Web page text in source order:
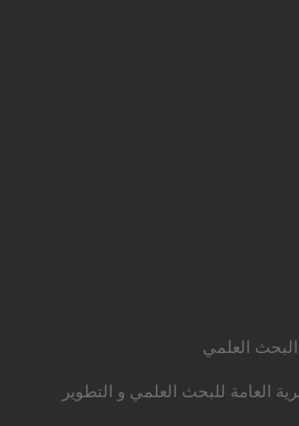
البحث العلمي
العامة للبحث العلمي و التطوير